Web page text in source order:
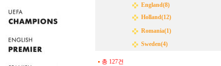
England(8)
Holland(12)
Romania(1)
Sweden(4)
총 127건